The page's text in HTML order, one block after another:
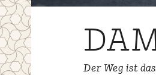
Der Weg ist